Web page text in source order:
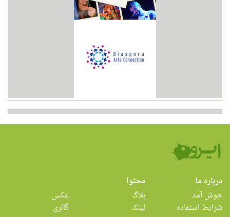
درباره ما
خوش آمد
شرایط استفاده
محتوا
بلاگ
لینک
عکس
گالری